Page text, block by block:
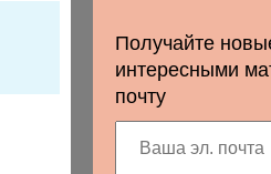
Получайте
интересными
почту